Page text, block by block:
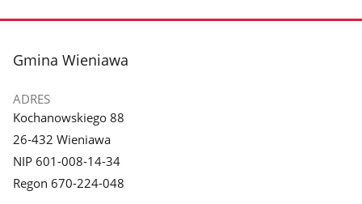
stopka
Gmina Wieniawa
ADRES
Kochanowskiego 88
26-432 Wieniawa
NIP 601-008-14-34
Regon 670-224-048